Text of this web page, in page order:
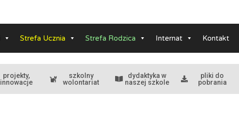
Strefa Ucznia Strefa Rodzica Internat Kontakt
projekty,
innowacje
szkolny
wolontariat
dydaktyka w
naszej szkole
pliki do
pobrania